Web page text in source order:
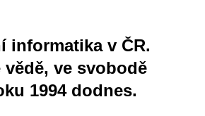
informatika v ČR.
ve svobodě
1994 dodnes.